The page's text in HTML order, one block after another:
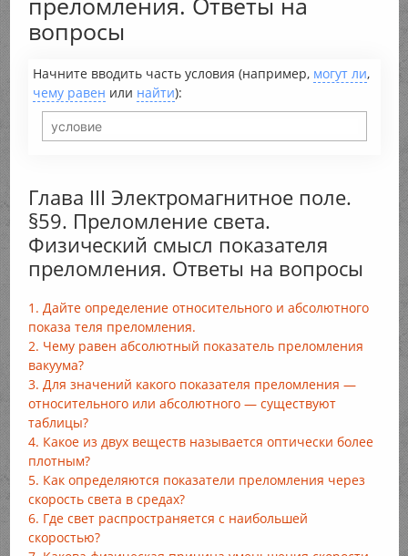
вопросы
Начните вводить часть условия (например, могут ли,
чему равен или найти):
Глава III Электромагнитное поле.
§59. Преломление света.
Физический смысл показателя
преломления. Ответы на вопросы
1. Дайте определение относительного и абсолютного
показа теля преломления.
2. Чему равен абсолютный показатель преломления
вакуума?
3. Для значений какого показателя преломления —
относительного или абсолютного — существуют
таблицы?
4. Какое из двух веществ называется оптически более
плотным?
5. Как определяются показатели преломления через
скорость света в средах?
6. Где свет распространяется с наибольшей
скоростью?